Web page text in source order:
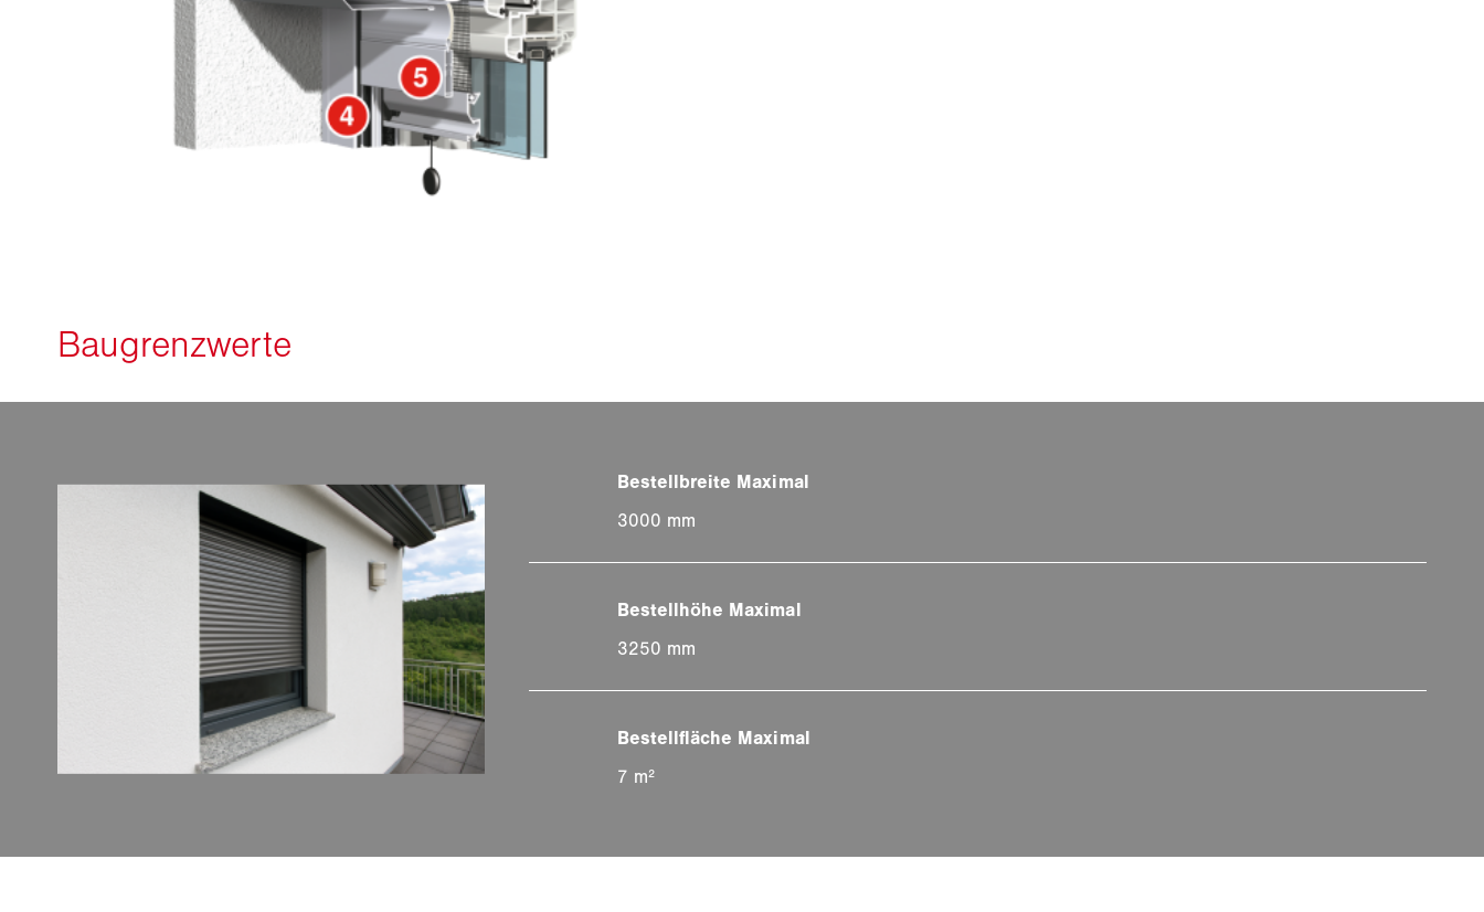
3000 mm
3250 mm
7 m²